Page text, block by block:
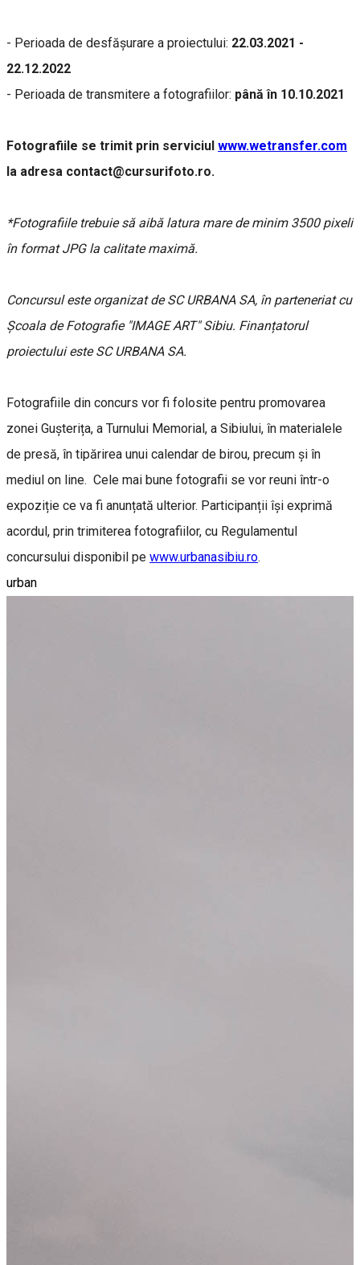
- Perioada de desfășurare a proiectului: 22.03.2021 -
22.12.2022
- Perioada de transmitere a fotografiilor: până în 10.10.2021
Fotografiile se trimit prin serviciul www.wetransfer.com
la adresa contact@cursurifoto.ro.
*Fotografiile trebuie să aibă latura mare de minim 3500 pixeli
în format JPG la calitate maximă.
Concursul este organizat de SC URBANA SA, în parteneriat cu
Școala de Fotografie "IMAGE ART" Sibiu. Finanțatorul
proiectului este SC URBANA SA.
Fotografiile din concurs vor fi folosite pentru promovarea
zonei Gușterița, a Turnului Memorial, a Sibiului, în materialele
de presă, în tipărirea unui calendar de birou, precum și în
mediul on line. Cele mai bune fotografii se vor reuni într-o
expoziție ce va fi anunțată ulterior. Participanții își exprimă
acordul, prin trimiterea fotografiilor, cu Regulamentul
concursului disponibil pe www.urbanasibiu.ro.
urban